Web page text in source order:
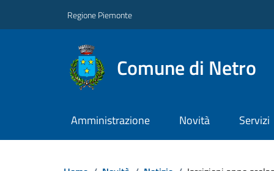
Regione Piemonte
Comune di Netro
Amministrazione Novità Servizi